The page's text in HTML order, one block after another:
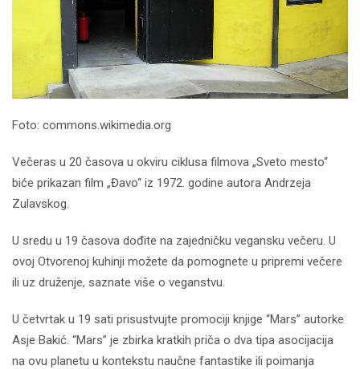
Foto: commons.wikimedia.org
Večeras u 20 časova u okviru ciklusa filmova „Sveto mesto“
biće prikazan film „Đavo“ iz 1972. godine autora Andrzeja
Zulavskog.
U sredu u 19 časova dođite na zajedničku vegansku večeru. U
ovoj Otvorenoj kuhinji možete da pomognete u pripremi večere
ili uz druženje, saznate više o veganstvu.
U četvrtak u 19 sati prisustvujte promociji knjige “Mars” autorke
Asje Bakić. “Mars” je zbirka kratkih priča o dva tipa asocijacija
na ovu planetu u kontekstu naučne fantastike ili poimanja